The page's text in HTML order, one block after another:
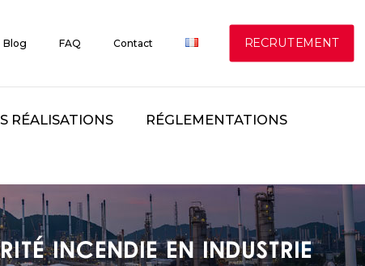
Blog FAQ Contact RECRUTEMENT
RÉALISATIONS
RÉGLEMENTATIONS
Incendie en Industrie